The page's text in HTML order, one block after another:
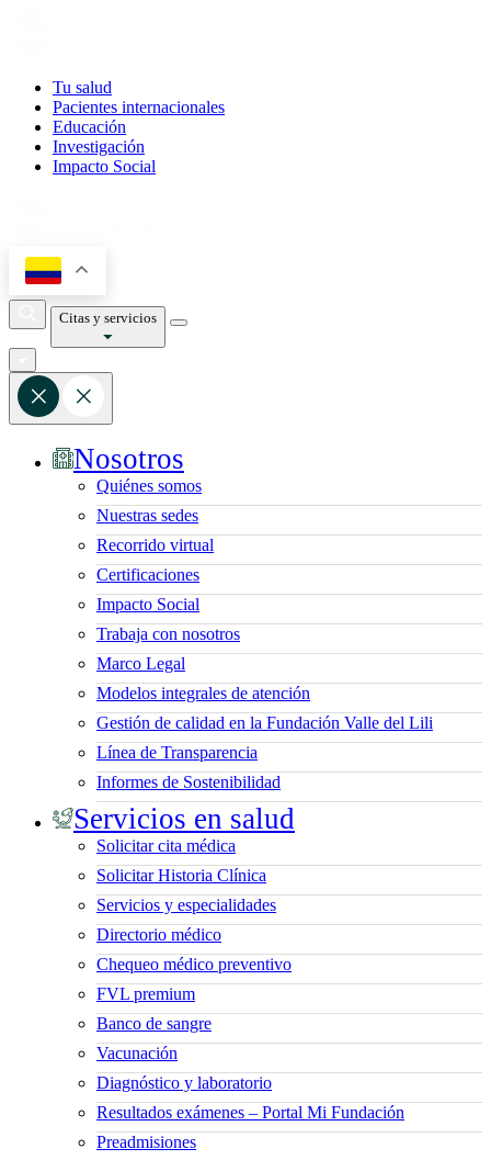
Tu salud
Pacientes internacionales
Educación
Investigación
Impacto Social
Citas y servicios
Nosotros
Quiénes somos
Nuestras sedes
Recorrido virtual
Certificaciones
Impacto Social
Trabaja con nosotros
Marco Legal
Modelos integrales de atención
Gestión de calidad en la Fundación Valle del Lili
Línea de Transparencia
Informes de Sostenibilidad
Servicios en salud
Solicitar cita médica
Solicitar Historia Clínica
Servicios y especialidades
Directorio médico
Chequeo médico preventivo
FVL premium
Banco de sangre
Vacunación
Diagnóstico y laboratorio
Resultados exámenes – Portal Mi Fundación
Preadmisiones